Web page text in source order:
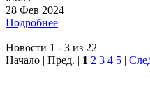
28 Фев 2024
Подробнее
Новости 1 - 3 из 22
Начало | Пред. | 1 2 3 4 5 |